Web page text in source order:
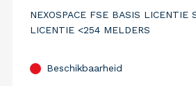
NEXOSPACE FSE BASIS LICENTIE
LICENTIE <254 MELDERS
Beschikbaarheid